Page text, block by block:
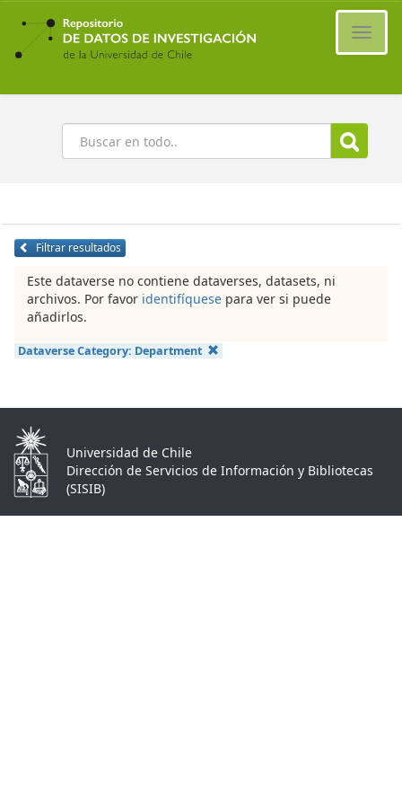
Ir
contenido
principal
Buscar
Filtrar resultados
Este dataverse no contiene dataverses, datasets, ni
archivos. Por favor identifíquese para ver si puede
añadirlos.
Dataverse Category: Department
Universidad de Chile
Dirección de Servicios de Información y Bibliotecas
(SISIB)